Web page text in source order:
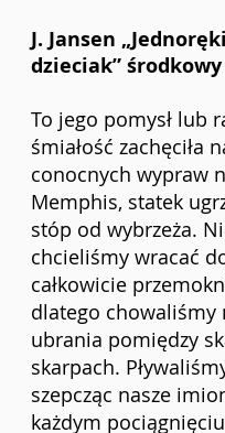
J. Jansen „Jednoręki
dzieciak”
To jego pomysł lub
śmiałość zachęciła
conocnych wypraw
Memphis, statek
stóp od wybrzeża.
chcieliśmy wracać
całkowicie
dlatego chowaliśmy
ubrania pomiędzy
skarpach.
szepcząc nasze
każdym pociągnięciu